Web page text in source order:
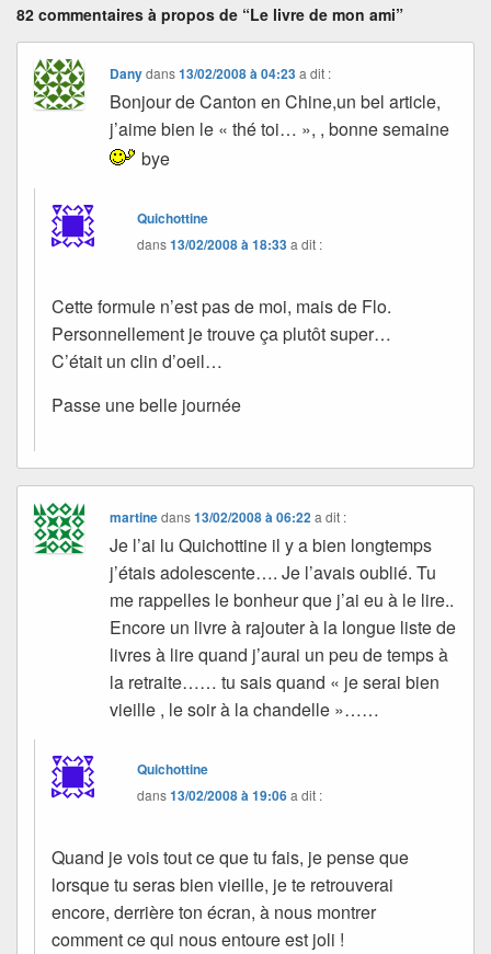
82 commentaires à propos de “Le livre de mon ami”
Danydans13/02/2008 à 04:23 a dit :
Bonjour de Canton en Chine,un bel article,
j’aime bien le « thé toi… », , bonne semaine
bye
Quichottine
dans13/02/2008 à 18:33a dit :
Cette formule n’est pas de moi, mais de Flo.
Personnellement je trouve ça plutôt super…
C’était un clin d’oeil…
Passe une belle journée
martinedans13/02/2008 à 06:22 a dit :
Je l’ai lu Quichottine il y a bien longtemps
j’étais adolescente…. Je l’avais oublié. Tu
me rappelles le bonheur que j’ai eu à le lire..
Encore un livre à rajouter à la longue liste de
livres à lire quand j’aurai un peu de temps à
la retraite…… tu sais quand « je serai bien
vieille , le soir à la chandelle »……
Quichottine
dans13/02/2008 à 19:06a dit :
Quand je vois tout ce que tu fais, je pense que
lorsque tu seras bien vieille, je te retrouverai
encore, derrière ton écran, à nous montrer
comment ce qui nous entoure est joli !